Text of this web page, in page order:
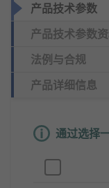
产品技术参数
产品技术参数
法例与合规
产品详细信息
通过选择